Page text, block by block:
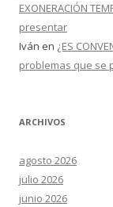
EXONERACIÓN
presentar
Iván en ¿ES
problemas que se
ARCHIVOS
agosto 2026
julio 2026
junio 2026